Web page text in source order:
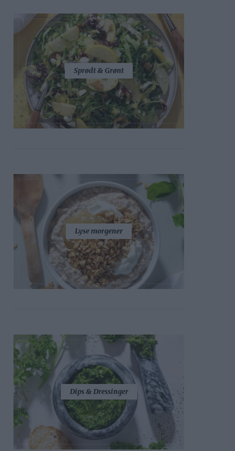
Sprødt & Grønt
Lyse morgener
Dips & Dressinger